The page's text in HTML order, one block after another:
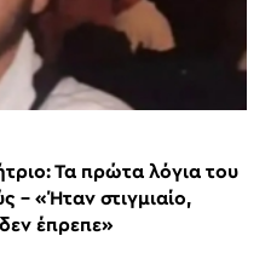
Τα πρώτα λόγια του
– «Ήταν στιγμιαίο,
έπρεπε»